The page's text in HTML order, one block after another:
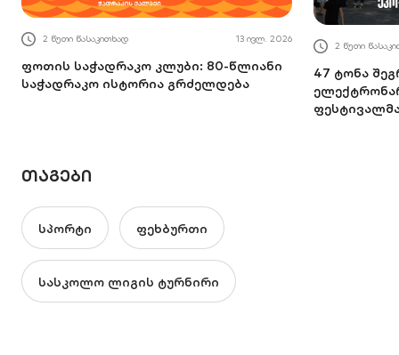
2 წუთი წასაკითხად 13 ივლ. 2026
ფოთის საჭადრაკო კლუბი: 80-წლიანი
საჭადრაკო ისტორია გრძელდება
2 წუთი
47 ტონა
ᲗᲐᲒᲔᲑᲘ
სპორტი ფეხბურთი
სასკოლო ლიგის ტურნირი